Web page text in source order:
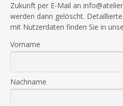
Zukunft per E-Mail an
werden dann gelöscht.
mit Nutzerdaten finden Sie in
Vorname
Nachname